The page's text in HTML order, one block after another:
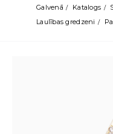
Galvenā Katalogs
Laulības gredzeni